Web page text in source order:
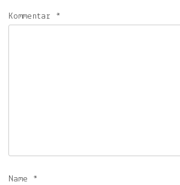
Kommentar *
Name *